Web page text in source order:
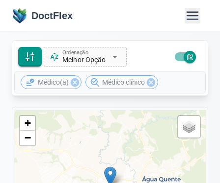
DoctFlex
Melhor Opção
Ordenação arrow_drop_down
Médico(a) cancel Médico clínico cancel
+
−